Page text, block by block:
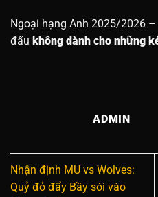
Ngoại hạng Anh 2025/2026
đấu không dành cho những
ADMIN
Nhận định MU vs Wolves:
Quỷ đỏ đẩy Bầy sói vào